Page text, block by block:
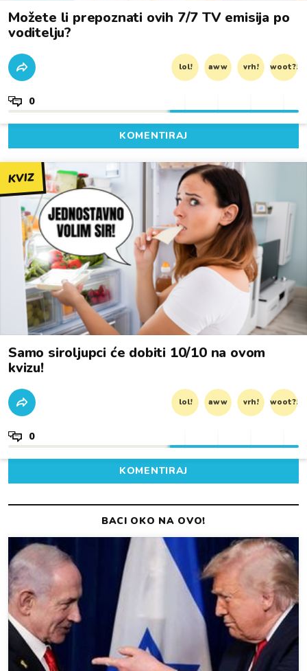
Možete li prepoznati ovih 7/7 TV emisija po
voditelju?
lol! aww vrh! woot?!
0
KOMENTIRAJ
KVIZ
Samo siroljupci će dobiti 10/10 na ovom
kvizu!
lol! aww vrh! woot?!
0
KOMENTIRAJ